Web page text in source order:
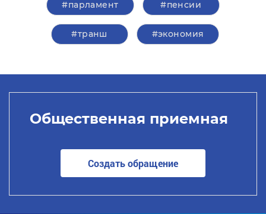
#парламент #пенсии
#транш #экономия
Общественная приемная
Создать обращение